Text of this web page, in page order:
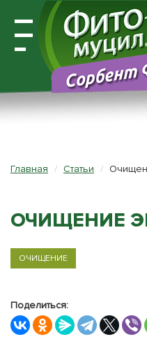
Открыть
навигацию
Главная Статьи
ОЧИЩЕНИЕ
ОЧИЩЕНИЕ
Поделиться: